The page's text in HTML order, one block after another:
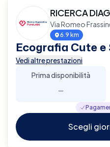
RICERCA
Via Romeo
6.9 km
Ecografia Cute
Vedi altre prestazioni
Prima disponibilità
-
Scegli